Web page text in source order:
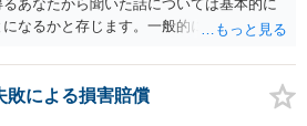
あなたから聞いた話については基本的に
なるかと存じます。一般的に弁護士かぎ
、相手方に誤解を与える可能性があり、
でそういった要請は拒絶する場合が大半
の状況において弁護士かぎりの話にしてほ
敗による損害賠償